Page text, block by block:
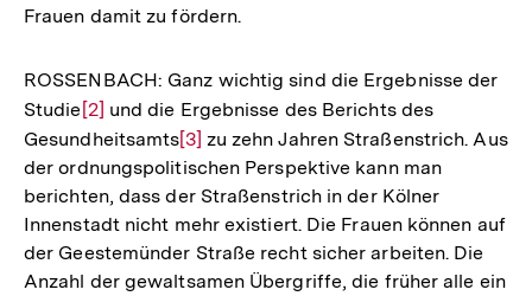
Frauen damit zu fördern.
ROSSENBACH: Ganz wichtig sind die Ergebnisse der
Studie Zur
Auflösung
der
Fußnote
[2] und die Ergebnisse des Berichts des
GesundheitsamtsZur
Auflösung
der
Fußnote
[3] zu zehn Jahren Straßenstrich. Aus
der ordnungspolitischen Perspektive kann man
berichten, dass der Straßenstrich in der Kölner
Innenstadt nicht mehr existiert. Die Frauen können auf
der Geestemünder Straße recht sicher arbeiten. Die
Anzahl der gewaltsamen Übergriffe, die früher alle ein